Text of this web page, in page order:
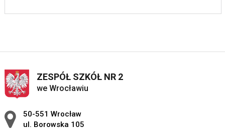
ZESPÓŁ SZKÓŁ NR 2
we Wrocławiu
Adres pocztowy:
50-551 Wrocław
ul. Borowska 105